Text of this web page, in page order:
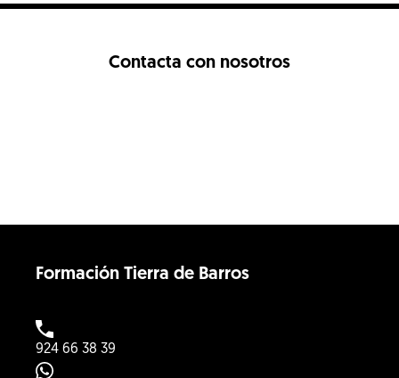
Contacta con nosotros
Formación Tierra de Barros
924 66 38 39